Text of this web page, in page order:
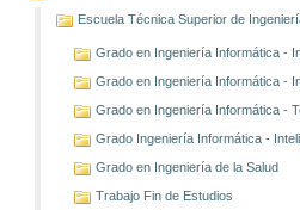
Escuela Técnica Superior de
Grado en Ingeniería Informática -
Grado en Ingeniería Informática -
Grado en Ingeniería Informática -
Grado Ingeniería Informática -
Grado en Ingeniería de la Salud
Trabajo Fin de Estudios